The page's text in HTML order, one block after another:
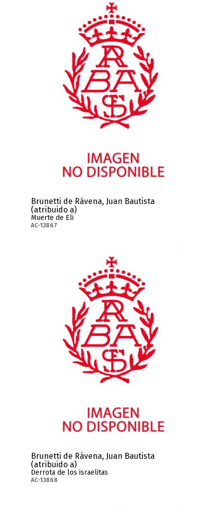
Brunetti de Rávena, Juan Bautista
(atribuido a)
Muerte de Eli
AC-13867
Brunetti de Rávena, Juan Bautista
(atribuido a)
Derrota de los israelitas
AC-13868